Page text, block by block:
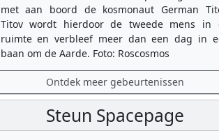
met aan boord de kosmonaut German
Titov wordt hierdoor de tweede mens in
ruimte en verbleef meer dan een dag in
baan om de Aarde. Foto: Roscosmos
Ontdek meer gebeurtenissen
Steun Spacepage